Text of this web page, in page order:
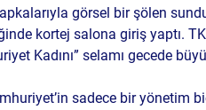
görsel bir şölen
kortej salona giriş yaptı.
Kadını” selamı gecede
sadece bir yönetim